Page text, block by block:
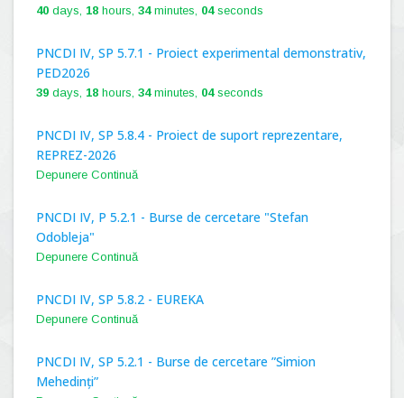
40 days, 18 hours, 34minutes, 03seconds
PNCDI IV, SP 5.7.1 - Proiect experimental demonstrativ,
PED2026
39 days, 18 hours, 34minutes, 03seconds
PNCDI IV, SP 5.8.4 - Proiect de suport reprezentare,
REPREZ-2026
Depunere Continuă
PNCDI IV, P 5.2.1 - Burse de cercetare "Stefan
Odobleja"
Depunere Continuă
PNCDI IV, SP 5.8.2 - EUREKA
Depunere Continuă
PNCDI IV, SP 5.2.1 - Burse de cercetare ”Simion
Mehedinți”